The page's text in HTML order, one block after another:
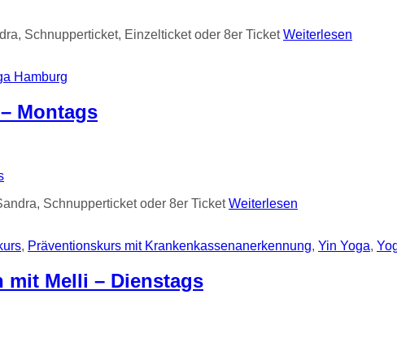
Schnupperticket, Einzelticket oder 8er TicketWeiterlesen
Hamburg
Montags
Schnupperticket oder 8er TicketWeiterlesen
, Präventionskurs mit Krankenkassenanerkennung, Yin Yoga,
mit Melli – Dienstags